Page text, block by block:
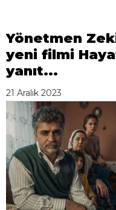
Yönetmen
yeni filmi
yanıt...
21 Aralık 2023